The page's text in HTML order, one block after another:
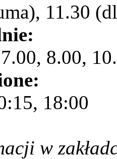
11.30
8.00,
18:00
w